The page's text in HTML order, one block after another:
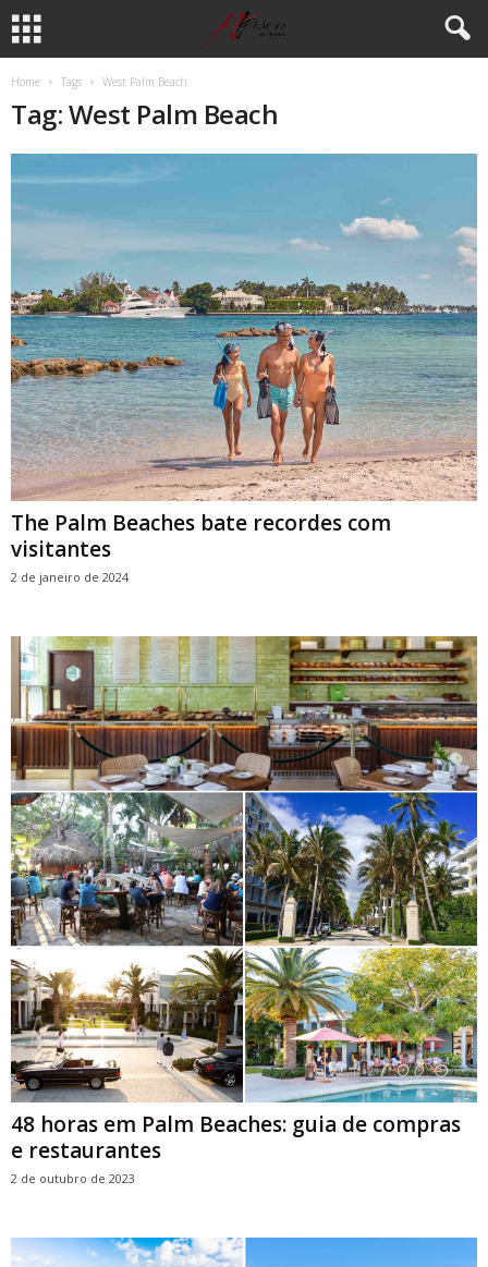
Home Tags West Palm Beach
Tag: West Palm Beach
The Palm Beaches bate recordes com
visitantes
2 de janeiro de 2024
48 horas em Palm Beaches: guia de compras
e restaurantes
2 de outubro de 2023